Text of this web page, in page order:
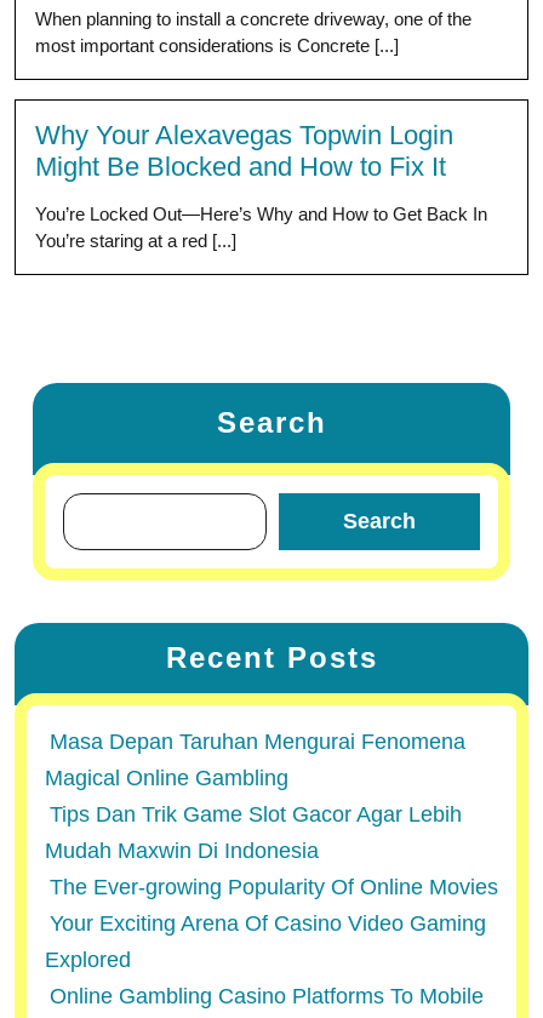
When planning to install a concrete driveway, one of the
most important considerations is Concrete [...]
Why Your Alexavegas Topwin Login
Might Be Blocked and How to Fix It
You’re Locked Out—Here’s Why and How to Get Back In
You’re staring at a red [...]
Search
Search
Recent Posts
Masa Depan Taruhan Mengurai Fenomena
Magical Online Gambling
Tips Dan Trik Game Slot Gacor Agar Lebih
Mudah Maxwin Di Indonesia
The Ever-growing Popularity Of Online Movies
Your Exciting Arena Of Casino Video Gaming
Explored
Online Gambling Casino Platforms To Mobile